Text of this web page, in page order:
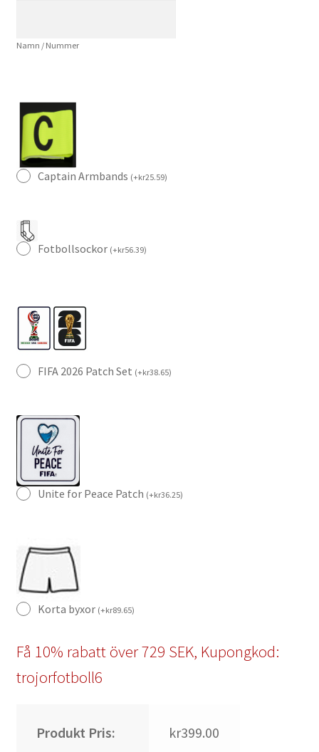
Namn / Nummer
Captain Armbands (+kr25.59)
Fotbollsockor (+kr56.39)
FIFA 2026 Patch Set (+kr38.65)
Unite for Peace Patch (+kr36.25)
Korta byxor (+kr89.65)
Få 10% rabatt över 729 SEK, Kupongkod:
trojorfotboll6
Produkt Pris: kr399.00